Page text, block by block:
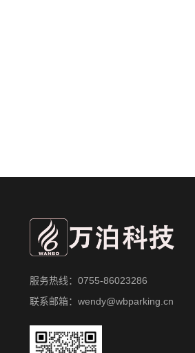
服务热线：0755-86023286
联系邮箱：wendy@wbparking.cn